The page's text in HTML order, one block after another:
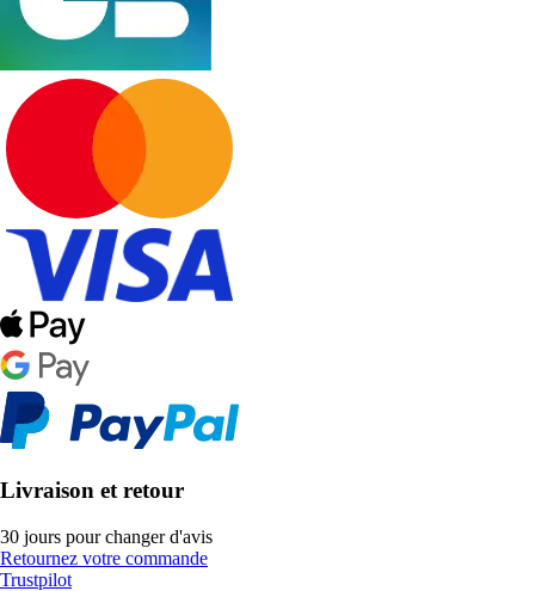
Livraison et retour
30 jours pour changer d'avis
Retournez votre commande
Trustpilot